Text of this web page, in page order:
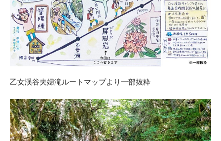
乙女渓谷夫婦滝ルートマップより一部抜粋